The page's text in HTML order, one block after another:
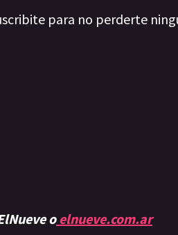
para no perderte
o elnueve.com.ar